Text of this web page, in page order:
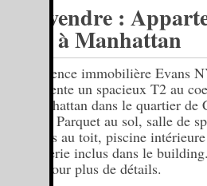
A vendre :
T2 à Manhattan
L'agence immobilière Evans
en vente un spacieux T2 au
Manhattan dans le quartier de
Hill. Parquet au sol, salle de
accès au toit, piscine
lingerie inclus dans le
ici pour plus de détails.